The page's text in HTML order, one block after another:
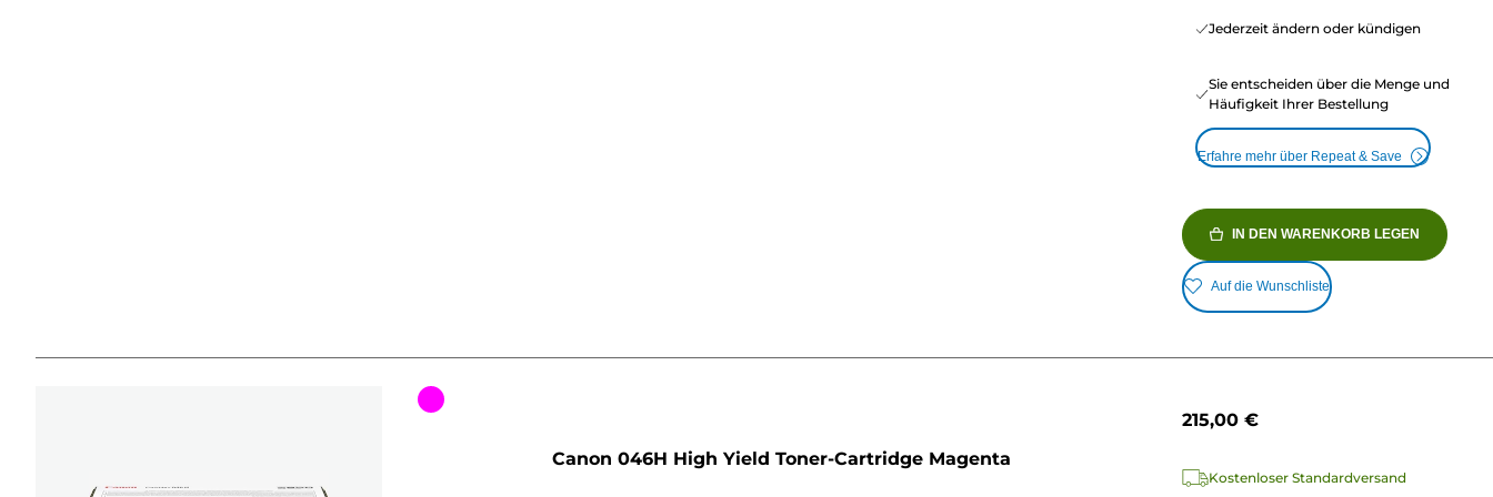
Jederzeit ändern oder kündigen
Sie entscheiden über die Menge und
Häufigkeit Ihrer Bestellung
Erfahre mehr über Repeat & Save
IN DEN WARENKORB LEGEN
Auf die Wunschliste
Farbpatrone
Canon 046H High Yield Toner-Cartridge Magenta
215,00 €
Kostenloser Standardversand